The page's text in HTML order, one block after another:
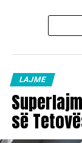
LAJME
së